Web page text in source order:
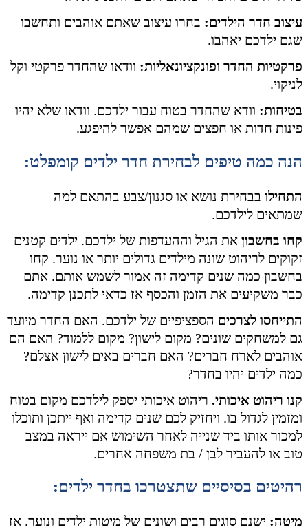
עיצוב חדר הילדים: בחרו עיצוב שאתם אוהבים ותחשבו
שגם ילדכם יאהבו.
פרקטיות החדר ופונקציונאליות: וודאו שהחדר פרקטי וקל
לניקוי.
בטיחות: וודא שהחדר בטוח עבור ילדכם. וודאו שלא יהיו
פינות חדות או חפצים שמהם אפשר להיפגע.
הנה כמה טיפים לבחירת חדר ילדים קומפלט:
התחילו בבחירת נושא או סגנון/צבע בהתאם למה
שמתאים לילדכם.
קחו בחשבון את הגיל וההעדפות של ילדכם. ילדים קטנים
זקוקים לריהוט שונה מילדים גדולים יותר או נוער. קחו
בחשבון כמה שנים קדימה זה אמור לשמש אותם. אתם
כבר משקיעים את הזמן והכסף אז כדאי לתכנן קדימה.
התייחסו לצרכים הספציפיים של ילדכם. האם החדר מיועד
גם למשחקים שונים? מקום לישון? מקום ללמוד? האם הם
אוהבים לארח חברים? האם חברים באים לישון אצלם?
כמה ילדים יהיו בחדר?
קנו ריהוט איכותי. ריהוט איכותי יספק לילדכם מקום בטוח
ומזמין לגדול בו. ויחזיק לכם שנים קדימה ואף ייתכן ותוכלו
למכור אותו ביד שנייה לאחר השימוש אם ייראה במצב
טוב או להעביר לבן / בת משפחה אחרים.
רהיטים בסיסיים שתצטרכו בחדר ילדים:
מיטה: ישנם סוגים רבים ושונים של מיטות ילדים ונוער. אז